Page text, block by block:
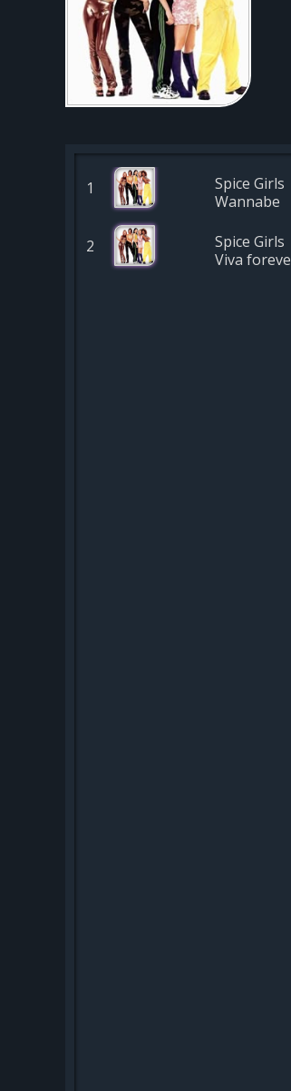
1
Spice Girls
Wannabe
2
Spice Girls
Viva